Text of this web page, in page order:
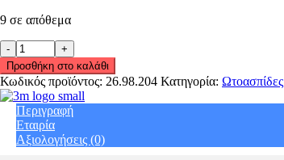
9 σε απόθεμα
3M
Ωτοασπίδες
1271
quantity
Προσθήκη στο καλάθι
Κωδικός προϊόντος: 26.98.204 Κατηγορία: Ωτοασπίδες
Περιγραφή
Εταιρία
Αξιολογήσεις (0)